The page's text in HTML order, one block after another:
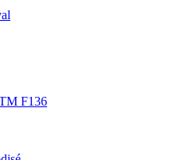
F136